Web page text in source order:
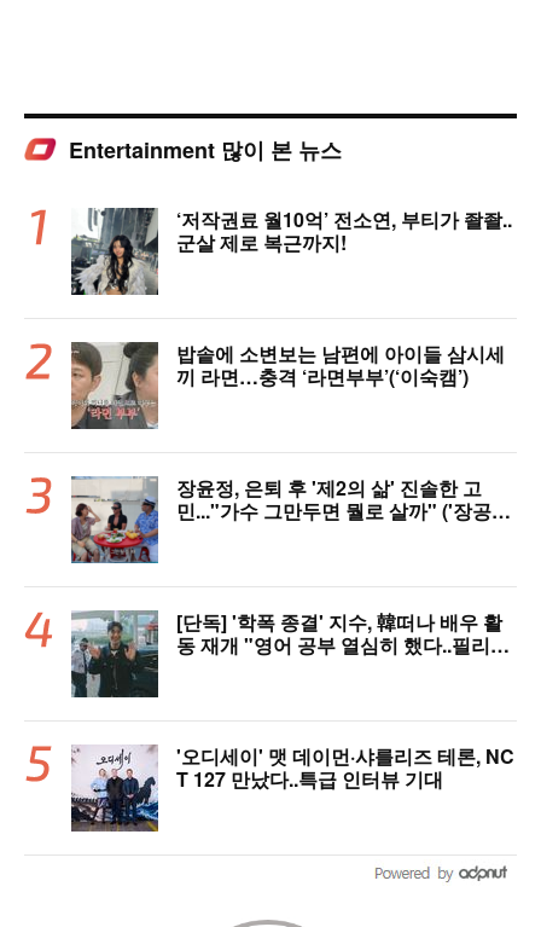
Entertainment 많이 본 뉴스
‘저작권료 월10억’ 전소연, 부티가 좔좔..
군살 제로 복근까지!
밥솥에 소변보는 남편에 아이들 삼시세
끼 라면…충격 ‘라면부부’(‘이숙캠’)
장윤정, 은퇴 후 '제2의 삶' 진솔한 고
민..."가수 그만두면 뭘로 살까" ('장공장
[단독] '학폭 종결' 지수, 韓떠나 배우 활
동 재개 "영어 공부 열심히 했다..필리핀
'오디세이' 맷 데이먼·샤를리즈 테론, NC
T 127 만났다..특급 인터뷰 기대